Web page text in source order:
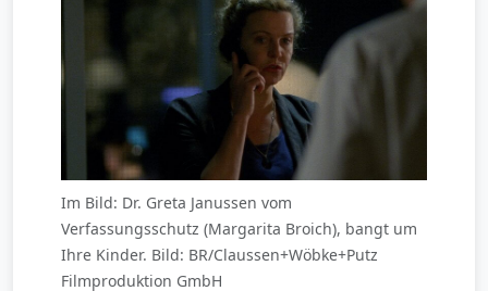
Im Bild: Dr. Greta Janussen vom
Verfassungsschutz (Margarita Broich), bangt um
Ihre Kinder. Bild: BR/Claussen+Wöbke+Putz
Filmproduktion GmbH